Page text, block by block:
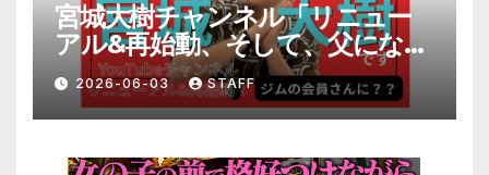
宮城大樹チャンネル「リニュー
アル&再始動、そして、父になり
ます。」
2026-06-03 STAFF